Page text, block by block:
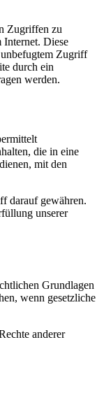
Zugriffen zu
Internet. Diese
Zugriff
durch ein
werden.
die in eine
mit den
darauf gewähren.
unserer
Grundlagen
wenn gesetzliche
anderer